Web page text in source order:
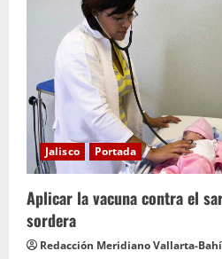
Jalisco Portada
Aplicar la vacuna contra el
sordera
Redacción Meridiano Vallarta-